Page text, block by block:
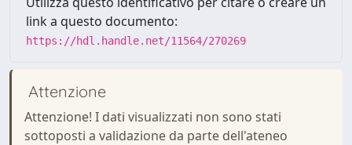
link a questo documento:
https://hdl.handle.net/11564/270269
Attenzione
Attenzione! I dati visualizzati non sono stati
sottoposti a validazione da parte dell'ateneo